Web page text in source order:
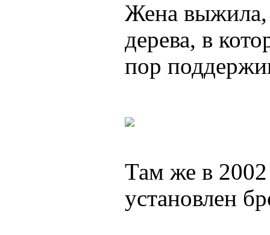
Жена
дерева, в
пор
Там же в 2002
установлен